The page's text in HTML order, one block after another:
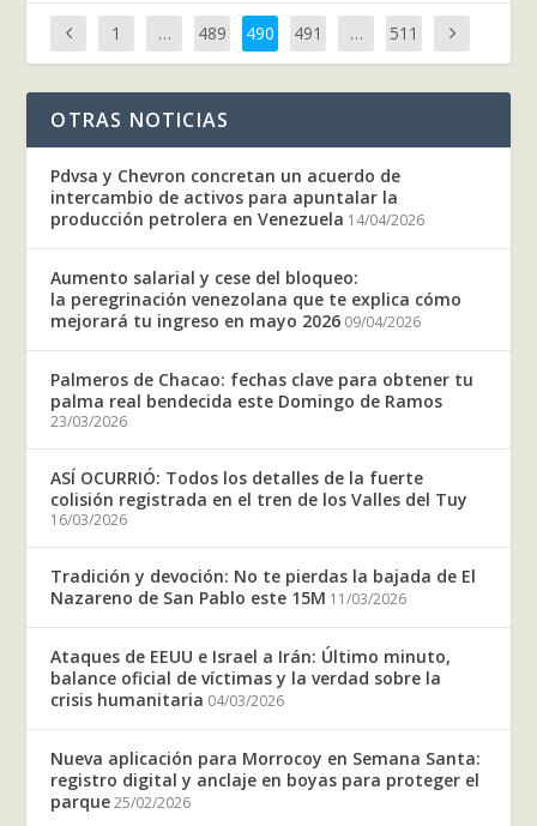
1 … 489 490 491 … 511
OTRAS NOTICIAS
Pdvsa y Chevron concretan un acuerdo de
intercambio de activos para apuntalar la
producción petrolera en Venezuela 14/04/2026
Aumento salarial y cese del bloqueo:
la peregrinación venezolana que te explica cómo
mejorará tu ingreso en mayo 2026 09/04/2026
Palmeros de Chacao: fechas clave para obtener tu
palma real bendecida este Domingo de Ramos
23/03/2026
ASÍ OCURRIÓ: Todos los detalles de la fuerte
colisión registrada en el tren de los Valles del Tuy
16/03/2026
Tradición y devoción: No te pierdas la bajada de El
Nazareno de San Pablo este 15M 11/03/2026
Ataques de EEUU e Israel a Irán: Último minuto,
balance oficial de víctimas y la verdad sobre la
crisis humanitaria 04/03/2026
Nueva aplicación para Morrocoy en Semana Santa:
registro digital y anclaje en boyas para proteger el
parque 25/02/2026